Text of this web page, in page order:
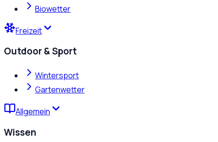
Biowetter
Freizeit
Outdoor & Sport
Wintersport
Gartenwetter
Allgemein
Wissen